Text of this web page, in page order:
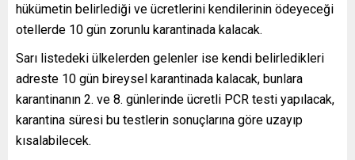
hükümetin belirlediği ve ücretlerini kendilerinin ödeyeceği
otellerde 10 gün zorunlu karantinada kalacak.
Sarı listedeki ülkelerden gelenler ise kendi belirledikleri
adreste 10 gün bireysel karantinada kalacak, bunlara
karantinanın 2. ve 8. günlerinde ücretli PCR testi yapılacak,
karantina süresi bu testlerin sonuçlarına göre uzayıp
kısalabilecek.